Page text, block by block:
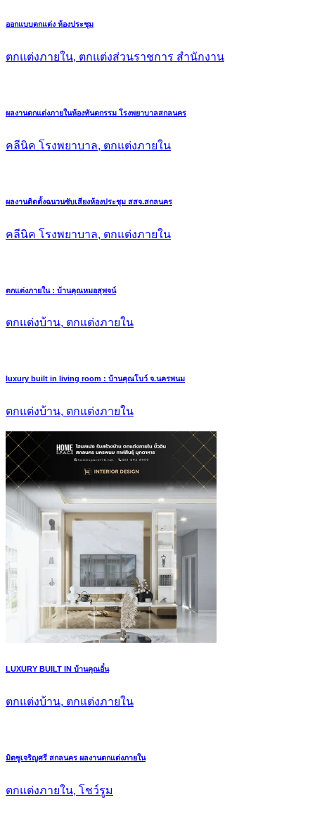
ออกแบบตกแต่ง ห้องประชุม
ตกแต่งภายใน, ตกแต่งส่วนราชการ สำนักงาน
ผลงานตกแต่งภายในห้องทันตกรรม โรงพยาบาลสกลนคร
คลีนิค โรงพยาบาล, ตกแต่งภายใน
ผลงานติดตั้งฉนวนซับเสียงห้องประชุม สสจ.สกลนคร
คลีนิค โรงพยาบาล, ตกแต่งภายใน
ตกแต่งภายใน : บ้านคุณหมอสุพจน์
ตกแต่งบ้าน, ตกแต่งภายใน
luxury built in living room : บ้านคุณโบว์ จ.นครพนม
ตกแต่งบ้าน, ตกแต่งภายใน
LUXURY BUILT IN บ้านคุณอั๋น
ตกแต่งบ้าน, ตกแต่งภายใน
มิตซูเจริญศรี สกลนคร ผลงานตกแต่งภายใน
ตกแต่งภายใน, โชว์รูม